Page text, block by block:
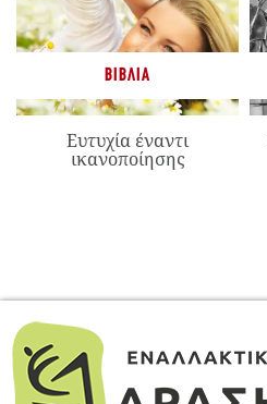
ΒΙΒΛΊΑ
Ευτυχία έναντι
ικανοποίησης